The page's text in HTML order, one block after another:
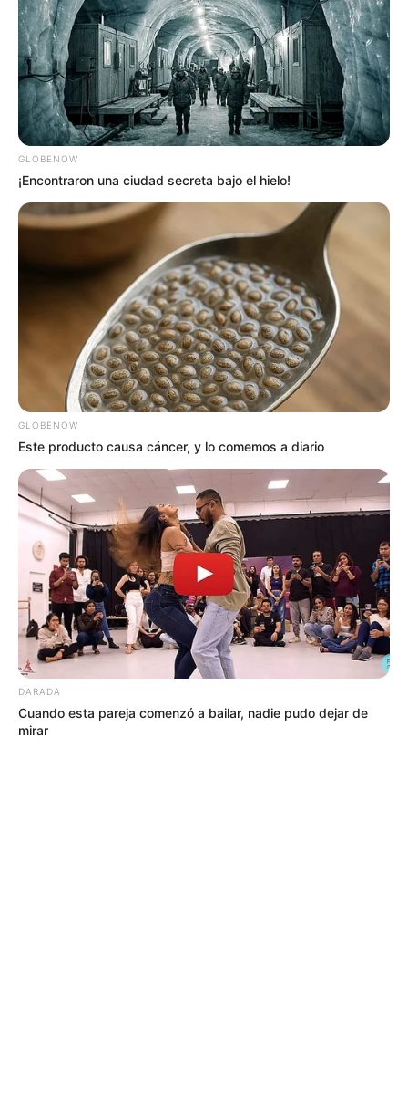
EMERGENCIAS POR LLUVIAS
FUERTES LLUVIAS
VIA AL LLANO
LIGA BETPLAY
METRO DE MEDELLÍN
CORTES DE LUZ
CORTES DE AGUA
FENÓMENO DEL NIÑO
GLOBENOW
¡Encontraron una ciudad secreta bajo el hielo!
GLOBENOW
Este producto causa cáncer, y lo comemos a diario
DARADA
Cuando esta pareja comenzó a bailar, nadie pudo dejar de
mirar